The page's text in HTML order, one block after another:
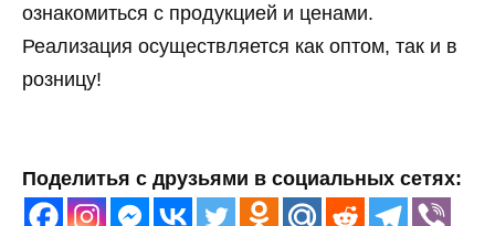
ознакомиться с продукцией и ценами.
Реализация осуществляется как оптом, так и в
розницу!
Поделитья с друзьями в социальных сетях: